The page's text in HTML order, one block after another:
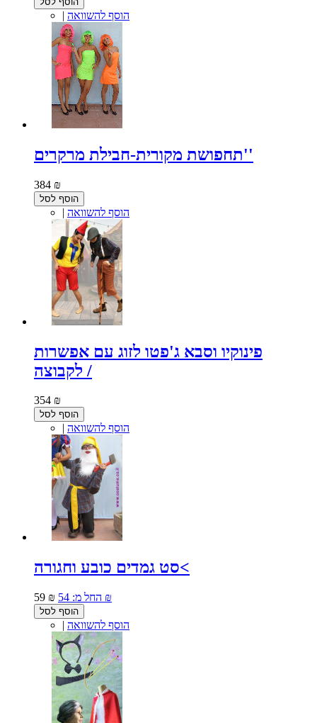
| הוסף להשוואה
תחפושת מקורית-חבילת מרקרים''
384 ₪
הוסף לסל
| הוסף להשוואה
פינוקיו וסבא ג'פטו לזוג עם אפשרות
לקבוצה /
354 ₪
הוסף לסל
| הוסף להשוואה
סט גמדים כובע וחגורה<
59 ₪ החל מ: 54 ₪
הוסף לסל
| הוסף להשוואה